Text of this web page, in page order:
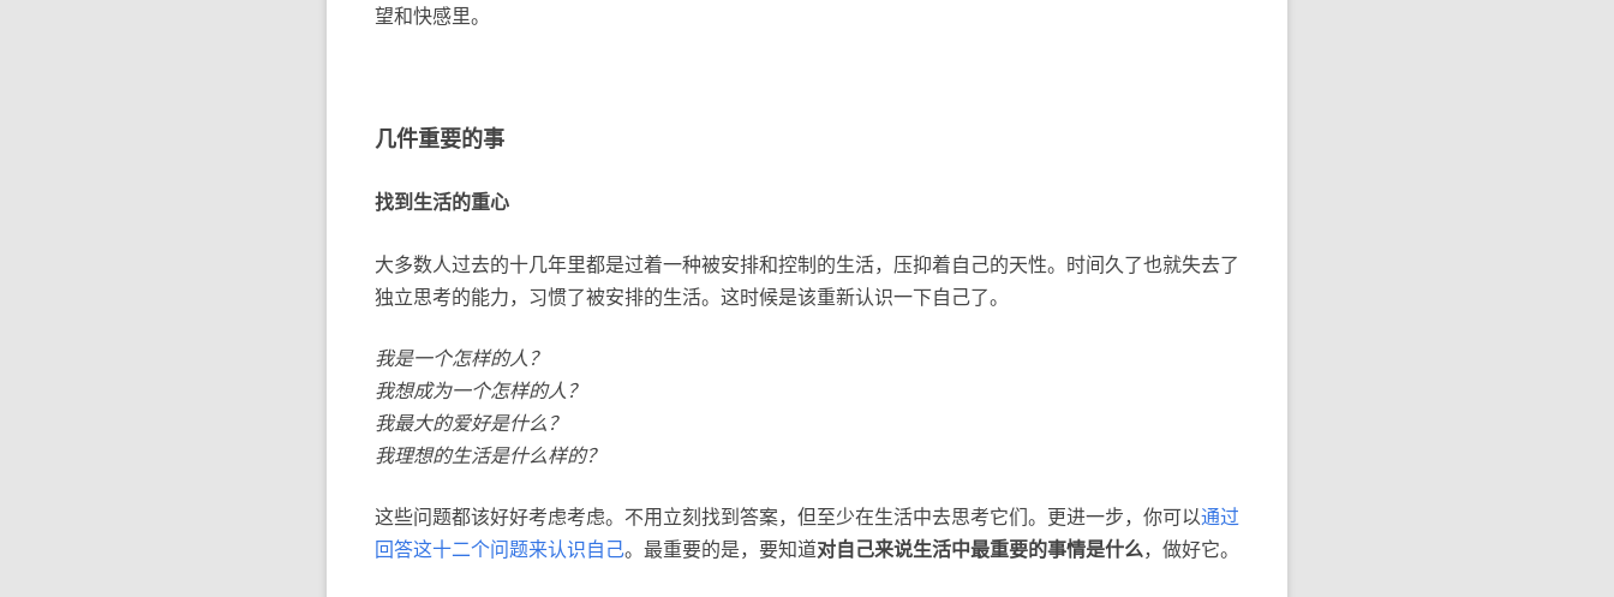
望和快感里。
几件重要的事
找到生活的重心
大多数人过去的十几年里都是过着一种被安排和控制的生活，压抑着自己的天性。时间久了也就失去了
独立思考的能力，习惯了被安排的生活。这时候是该重新认识一下自己了。
我是一个怎样的人？
我想成为一个怎样的人？
我最大的爱好是什么？
我理想的生活是什么样的？
这些问题都该好好考虑考虑。不用立刻找到答案，但至少在生活中去思考它们。更进一步，你可以通过
回答这十二个问题来认识自己。最重要的是，要知道对自己来说生活中最重要的事情是什么，做好它。